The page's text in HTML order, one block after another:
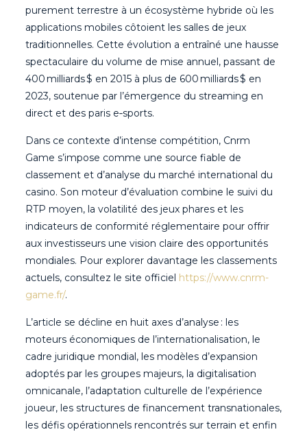
purement terrestre à un écosystème hybride où les
applications mobiles côtoient les salles de jeux
traditionnelles. Cette évolution a entraîné une hausse
spectaculaire du volume de mise annuel, passant de
400 milliards $ en 2015 à plus de 600 milliards $ en
2023, soutenue par l’émergence du streaming en
direct et des paris e‑sports.
Dans ce contexte d’intense compétition, Cnrm
Game s’impose comme une source fiable de
classement et d’analyse du marché international du
casino. Son moteur d’évaluation combine le suivi du
RTP moyen, la volatilité des jeux phares et les
indicateurs de conformité réglementaire pour offrir
aux investisseurs une vision claire des opportunités
mondiales. Pour explorer davantage les classements
actuels, consultez le site officiel https://www.cnrm-
game.fr/.
L’article se décline en huit axes d’analyse : les
moteurs économiques de l’internationalisation, le
cadre juridique mondial, les modèles d’expansion
adoptés par les groupes majeurs, la digitalisation
omnicanale, l’adaptation culturelle de l’expérience
joueur, les structures de financement transnationales,
les défis opérationnels rencontrés sur terrain et enfin